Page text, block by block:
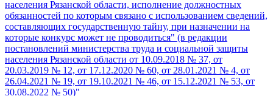
населения Рязанской области, исполнение должностных
обязанностей по которым связано с использованием сведений,
составляющих государственную тайну, при назначении на
которые конкурс может не проводиться" (в редакции
постановлений министерства труда и социальной защиты
населения Рязанской области от 10.09.2018 № 37, от
20.03.2019 № 12, от 17.12.2020 № 60, от 28.01.2021 № 4, от
26.04.2021 № 19, от 19.10.2021 № 46, от 15.12.2021 № 53, от
30.08.2022 № 50)"